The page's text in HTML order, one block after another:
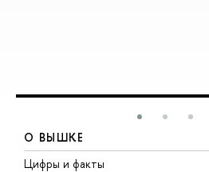
О ВЫШКЕ
Цифры и факты